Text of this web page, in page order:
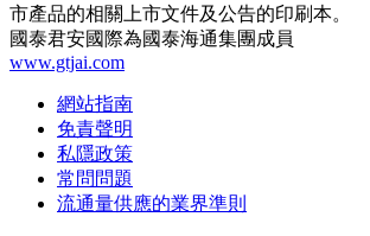
市產品的相關上市文件及公告的印刷本。
國泰君安國際為國泰海通集團成員
www.gtjai.com
網站指南
免責聲明
私隱政策
常問問題
流通量供應的業界準則